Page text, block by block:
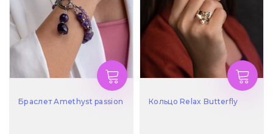
Браслет Amethyst passion Кольцо Relax Butterfly